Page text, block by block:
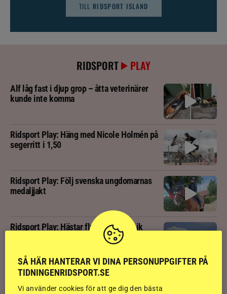
TILL RIDSPORT ISLAND
RIDSPORT PLAY
Alf låg fast i djup grop – åtta veterinärer
kunde inte komma
Ridsport Play: Häng med Nicole Holmén på
segerritt i 1,50
Ridsport Play: Följ svenska ungdomarnas
medaljjakt
Ridsport Play: Hästar flyr brand i panik
Ridsport Play: Grand Prix-tränaren avslöjar
sina knep – så blir hästen trygg överallt
SÅ HÄR HANTERAR VI DINA PERSONUPPGIFTER PÅ
TIDNINGENRIDSPORT.SE
Vi använder cookies för att ge dig den bästa